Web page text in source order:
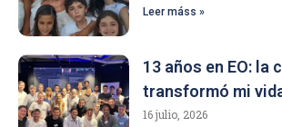
Leer máss »
13 años en EO: la
transformó mi
16 julio, 2026